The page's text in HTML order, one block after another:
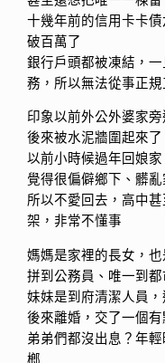
十幾年前的信用卡卡
破百萬了
銀行戶頭都被凍結，
務，所以無法從事正規
印象以前外公外婆家
後來被水泥牆圍起來
以前小時候過年回娘
覺得很偏僻鄉下、髒
所以不愛回去，高中
架，非常不懂事
媽媽是家裡的長女，
拼到公務員、唯一到
妹妹是到府清潔人員
後來離婚，交了一個
弟弟們都沒出息？年
榔